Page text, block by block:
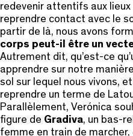
redevenir attentifs aux
reprendre contact avec le
partir de là, nous avons
corps peut-il être un
Autrement dit, qu’est-ce
apprendre sur notre
sol sur lequel nous vivons,
reprendre un terme de
Parallèlement, Verónica
figure de Gradiva, un bas-
femme en train de